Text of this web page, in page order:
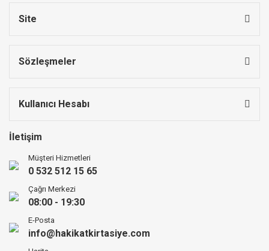
Site
Sözleşmeler
Kullanıcı Hesabı
İletişim
Müşteri Hizmetleri
0 532 512 15 65
Çağrı Merkezi
08:00 - 19:30
E-Posta
info@hakikatkirtasiye.com